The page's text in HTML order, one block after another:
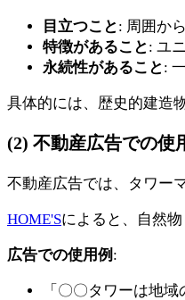
目立つこと: 周囲か
特徴があること: ユ
永続性があること:
具体的には、歴史的建造
(2) 不動産広告での使
不動産広告では、タワー
HOME'Sによると、自然
広告での使用例 :
「〇〇タワーは地